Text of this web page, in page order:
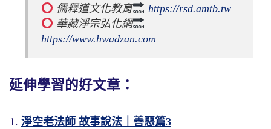
儒釋道文化教育
https://rsd.amtb.tw
華藏淨宗弘化網
https://www.hwadzan.com
延伸學習的好文章：
淨空老法師 故事說法｜善惡篇3